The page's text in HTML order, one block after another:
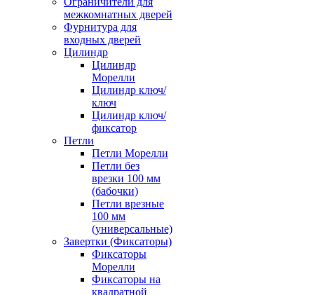
межкомнатных дверей
Фурнитура для
входных дверей
Цилиндр
Цилиндр
Морелли
Цилиндр ключ/
ключ
Цилиндр ключ/
фиксатор
Петли
Петли Морелли
Петли без
врезки 100 мм
(бабочки)
Петли врезные
100 мм
(универсальные)
Завертки (Фиксаторы)
Фиксаторы
Морелли
Фиксаторы на
квадратной